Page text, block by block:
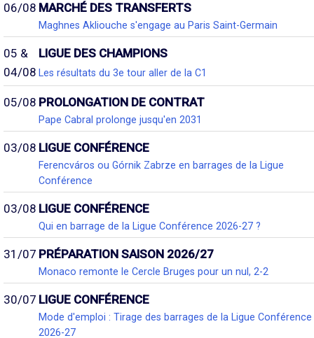
06/08 MARCHÉ DES TRANSFERTS
Maghnes Akliouche s'engage au Paris Saint-Germain
05 &
04/08
LIGUE DES CHAMPIONS
Les résultats du 3e tour aller de la C1
05/08 PROLONGATION DE CONTRAT
Pape Cabral prolonge jusqu'en 2031
03/08 LIGUE CONFÉRENCE
Ferencváros ou Górnik Zabrze en barrages de la Ligue
Conférence
03/08 LIGUE CONFÉRENCE
Qui en barrage de la Ligue Conférence 2026-27 ?
31/07 PRÉPARATION SAISON 2026/27
Monaco remonte le Cercle Bruges pour un nul, 2-2
30/07 LIGUE CONFÉRENCE
Mode d'emploi : Tirage des barrages de la Ligue Conférence
2026-27